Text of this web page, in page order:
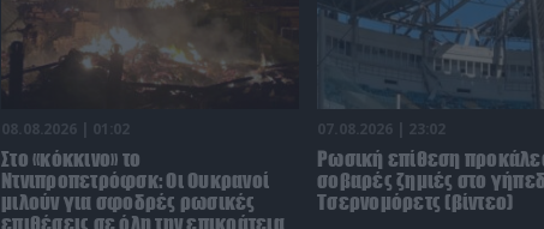
08.08.2026 | 01:02
Στο «κόκκινο» το
Ντνιπροπετρόφσκ: Οι Ουκρανοί
μιλούν για σφοδρές ρωσικές
07.08.2026 | 23:02
Ρωσική επίθεση
σοβαρές ζημιές στο
Τσερνομόρετς (βίντεο)